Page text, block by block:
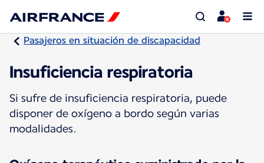
Pasajeros en situación de discapacidad
Insuficiencia respiratoria
Si sufre de insuficiencia respiratoria, puede
disponer de oxígeno a bordo según varias
modalidades.